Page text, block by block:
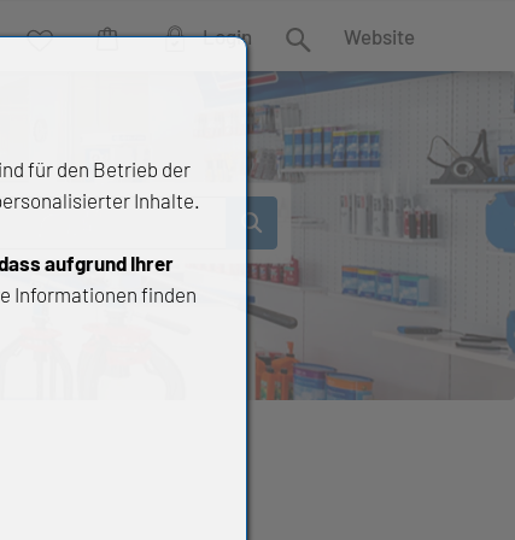
WunschlisteWarenkorb Login Suche Website
für den Betrieb der
Inhalte.
aufgrund Ihrer
Informationen finden